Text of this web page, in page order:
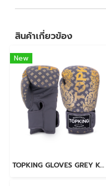
สินค้าเกี่ยวข้อง
New
TOPKING GLOVES GREY KANOK-02